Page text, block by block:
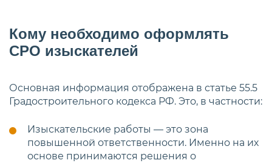
Кому необходимо оформлять
СРО изыскателей
Основная информация отображена в статье 55.5
Градостроительного кодекса РФ. Это, в частности:
Изыскательские работы — это зона
повышенной ответственности. Именно на их
основе принимаются решения о